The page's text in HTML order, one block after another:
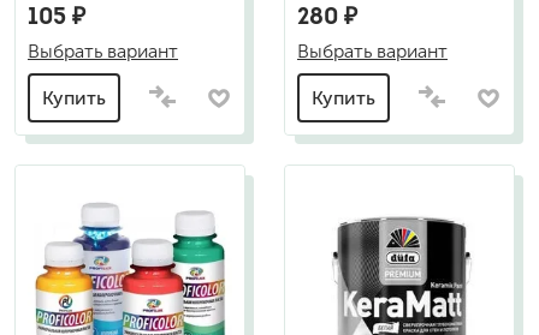
105 ₽
Выбрать вариант
Купить
280 ₽
Выбрать вариант
Купить